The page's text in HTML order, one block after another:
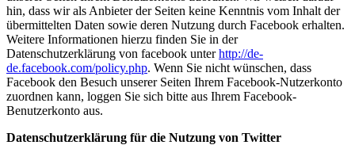
hin, dass wir als Anbieter der Seiten keine Kenntnis vom Inhalt der
übermittelten Daten sowie deren Nutzung durch Facebook erhalten.
Weitere Informationen hierzu finden Sie in der
Datenschutzerklärung von facebook unterhttp://de-
de.facebook.com/policy.php. Wenn Sie nicht wünschen, dass
Facebook den Besuch unserer Seiten Ihrem Facebook-Nutzerkonto
zuordnen kann, loggen Sie sich bitte aus Ihrem Facebook-
Benutzerkonto aus.
Datenschutzerklärung für die Nutzung von Twitter